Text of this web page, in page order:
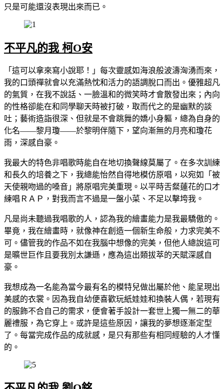
只是可能還沒表現出來而已。
不平凡的我 柯O安
「這可以拿來寫小說耶！」每次靈感如海浪般波濤洶湧而來，
我的口頭禪就會以充滿熱忱和活力的語調脫口而出。優雅超凡
的氣質，在我不說話、一臉溫和的微笑時才會散發出來；內向
的性格卻能在和同學聊天時被打破，取而代之的是幽默的談
吐；藝術造詣很深、但就是不會跳舞的嬌小身軀，總為自身的
化名——黎月瓊——於黎明伴隨下，望向漸無的月亮和瓊花
雨，深感自豪。
我最大的特色非唱歌時能自在地切換聲線莫屬了。在多次訓練
和長久的培養之下，我總能怡然自得地模仿原唱，以宛如「被
天使親吻過的嗓音」將原唱完美重現。以平時舌粲蓮花的口才
練唱ＲＡＰ，對我而言不過是一盤小菜、不足以擊垮我。
凡是尚未聽過我唱歌的人，認為我的繪畫能力是我最驕傲的。
畢竟，我在繪畫時，就像神在創造一個新生命般，力求完美不
可。儘管我的作品不如在我腦中想像的完美，但他人總說這可
是曠世巨作且要我別太謙遜，應為這出類拔萃的天賦深感自
豪。
我想成為一名能為當今最有名的模特兒做出屬於他、能呈現出
美感的衣裳。因為我自幼便喜歡玩紙娃娃和換裝人偶，若現有
的服飾不合自己的需求，便會著手設計一套世上獨一無二的華
麗禮服，為它穿上。或許是這些原因，讓我的夢想逐漸定型
了。每當完成作品的成就感，是只有那些有相同經驗的人才懂
的。